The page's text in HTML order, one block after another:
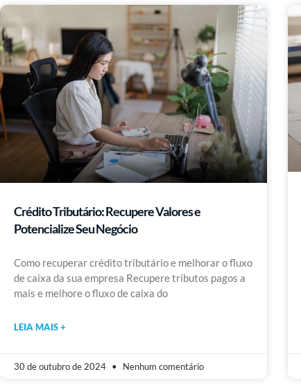
Crédito Tributário: Recupere Valores e
Potencialize Seu Negócio
Como recuperar crédito tributário e melhorar o fluxo
de caixa da sua empresa Recupere tributos pagos a
mais e melhore o fluxo de caixa do
LEIA MAIS +
30 de outubro de 2024 Nenhum comentário